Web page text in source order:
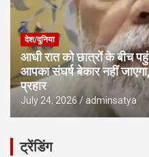
देश/दुनिया
आधी रात को छात्रों के बीच
आपका संघर्ष बेकार नहीं जाएगा,
प्रहार
July 24, 2026 adminsatya
ट्रेंडिंग